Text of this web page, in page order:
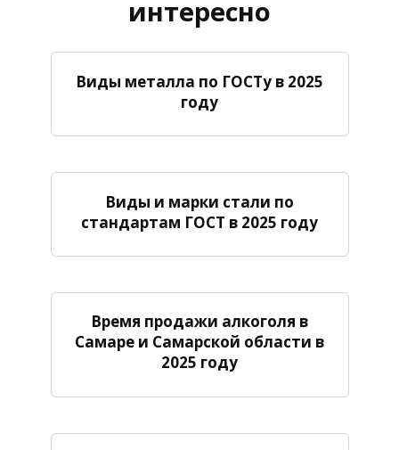
интересно
Виды металла по ГОСТу в 2025
году
Виды и марки стали по
стандартам ГОСТ в 2025 году
Время продажи алкоголя в
Самаре и Самарской области в
2025 году